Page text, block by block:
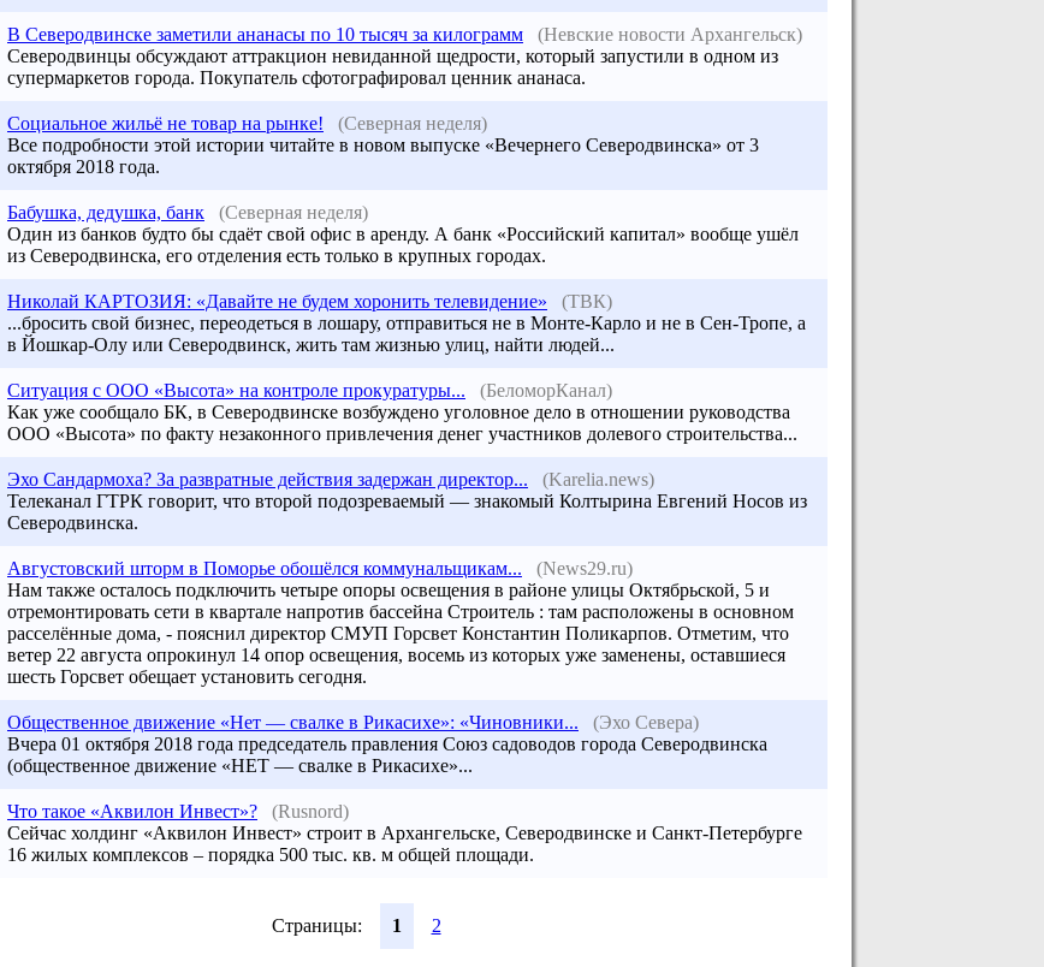
В Северодвинске заметили ананасы по 10 тысяч за килограмм
(Невские новости Архангельск)
Северодвинцы обсуждают аттракцион невиданной щедрости, который запустили в одном из
супермаркетов города. Покупатель сфотографировал ценник ананаса.
Социальное жильё не товар на рынке!
(Северная неделя)
Все подробности этой истории читайте в новом выпуске «Вечернего Северодвинска» от 3
октября 2018 года.
Бабушка, дедушка, банк
(Северная неделя)
Один из банков будто бы сдаёт свой офис в аренду. А банк «Российский капитал» вообще ушёл
из Северодвинска, его отделения есть только в крупных городах.
Николай КАРТОЗИЯ: «Давайте не будем хоронить телевидение»
(ТВК)
...бросить свой бизнес, переодеться в лошару, отправиться не в Монте-Карло и не в Сен-Тропе, а
в Йошкар-Олу или Северодвинск, жить там жизнью улиц, найти людей...
Ситуация с ООО «Высота» на контроле прокуратуры...
(БеломорКанал)
Как уже сообщало БК, в Северодвинске возбуждено уголовное дело в отношении руководства
ООО «Высота» по факту незаконного привлечения денег участников долевого строительства...
Эхо Сандармоха? За развратные действия задержан директор...
(Karelia.news)
Телеканал ГТРК говорит, что второй подозреваемый — знакомый Колтырина Евгений Носов из
Северодвинска.
Августовский шторм в Поморье обошёлся коммунальщикам...
(News29.ru)
Нам также осталось подключить четыре опоры освещения в районе улицы Октябрьской, 5 и
отремонтировать сети в квартале напротив бассейна Строитель : там расположены в основном
расселённые дома, - пояснил директор СМУП Горсвет Константин Поликарпов. Отметим, что
ветер 22 августа опрокинул 14 опор освещения, восемь из которых уже заменены, оставшиеся
шесть Горсвет обещает установить сегодня.
Общественное движение «Нет — свалке в Рикасихе»: «Чиновники...
(Эхо Севера)
Вчера 01 октября 2018 года председатель правления Союз садоводов города Северодвинска
(общественное движение «НЕТ — свалке в Рикасихе»...
Что такое «Аквилон Инвест»?
(Rusnord)
Сейчас холдинг «Аквилон Инвест» строит в Архангельске, Северодвинске и Санкт-Петербурге
16 жилых комплексов – порядка 500 тыс. кв. м общей площади.
Страницы: 1 2